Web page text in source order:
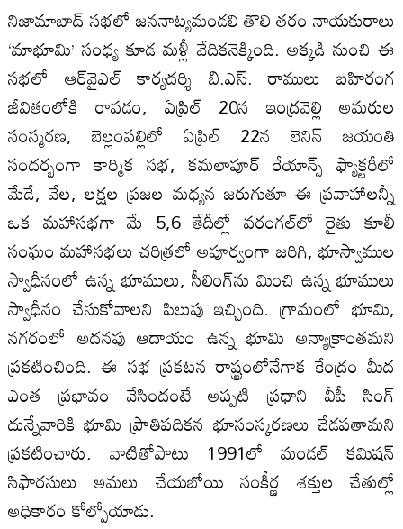
నిజామాబాద్‌ సభలో జననాట్యమండలి తొలి తరం నాయకురాలు
‘మాభూమి’ సంధ్య కూడ మళ్లీ వేదికనెక్కింది. అక్కడి నుంచి ఈ
సభలో ఆర్‌వైఎల్‌ కార్యదర్శి బి.ఎస్‌. రాములు బహిరంగ
జీవితంలోకి రావడం, ఏప్రిల్‌ 20న ఇంద్రవెల్లి అమరుల
సంస్మరణ, బెల్లంపల్లిలో ఏప్రిల్‌ 22న లెనిన్‌ జయంతి
సందర్భంగా కార్మిక సభ, కమలాపూర్‌ రేయాన్స్‌ ఫ్యాక్టరీలో
మేడే, వేల, లక్షల ప్రజల మధ్యన జరుగుతూ ఈ ప్రవాహాలన్నీ
ఒక మహాసభగా మే 5,6 తేదీల్లో వరంగల్‌లో రైతు కూలీ
సంఘం మహాసభలు చరిత్రలో అపూర్వంగా జరిగి, భూస్వాముల
స్వాధీనంలో ఉన్న భూములు, సీలింగ్‌ను మించి ఉన్న భూములు
స్వాధీనం చేసుకోవాలని పిలుపు ఇచ్చింది. గ్రామంలో భూమి,
నగరంలో అదనపు ఆదాయం ఉన్న భూమి అన్యాక్రాంతమని
ప్రకటించింది. ఈ సభ ప్రకటన రాష్ట్రంలోనేగాక కేంద్రం మీద
ఎంత ప్రభావం వేసిందంటే అప్పటి ప్రధాని వీపీ సింగ్‌
దున్నేవారికి భూమి ప్రాతిపదికన భూసంస్కరణలు చేడపతామని
ప్రకటించారు. వాటితోపాటు 1991లో మండల్‌ కమిషన్‌
సిఫారసులు అమలు చేయబోయి సంకీర్ణ శక్తుల చేతుల్లో
అధికారం కోల్పోయాడు.